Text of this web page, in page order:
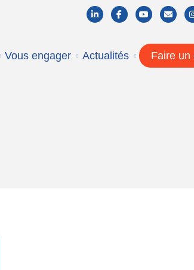
Vous engager Actualités Faire un